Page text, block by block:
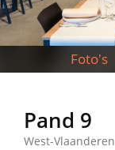
Foto's
Pand 9
West-Vlaanderen